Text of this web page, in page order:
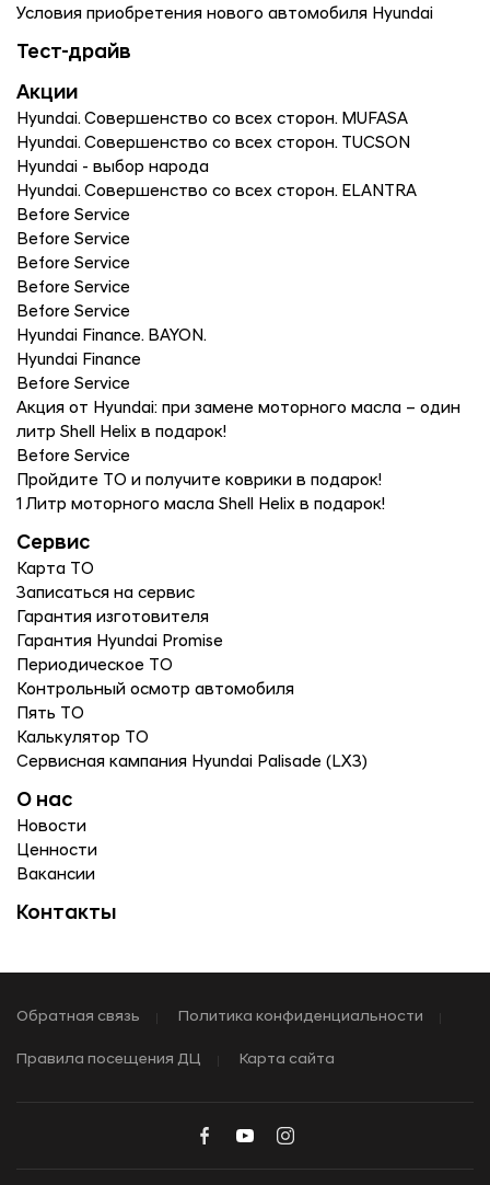
Условия приобретения нового автомобиля Hyundai
Тест-драйв
Акции
Hyundai. Совершенство со всех сторон. MUFASA
Hyundai. Совершенство со всех сторон. TUCSON
Hyundai - выбор народа
Hyundai. Совершенство со всех сторон. ELANTRA
Before Service
Before Service
Before Service
Before Service
Before Service
Hyundai Finance. BAYON.
Hyundai Finance
Before Service
Акция от Hyundai: при замене моторного масла – один
литр Shell Helix в подарок!
Before Service
Пройдите ТО и получите коврики в подарок!
1 Литр моторного масла Shell Helix в подарок!
Сервис
Карта ТО
Записаться на сервис
Гарантия изготовителя
Гарантия Hyundai Promise
Периодическое ТО
Контрольный осмотр автомобиля
Пять ТО
Калькулятор ТО
Сервисная кампания Hyundai Palisade (LX3)
О нас
Новости
Ценности
Вакансии
Контакты
Обратная связь Политика конфиденциальности
Правила посещения ДЦ Карта сайта